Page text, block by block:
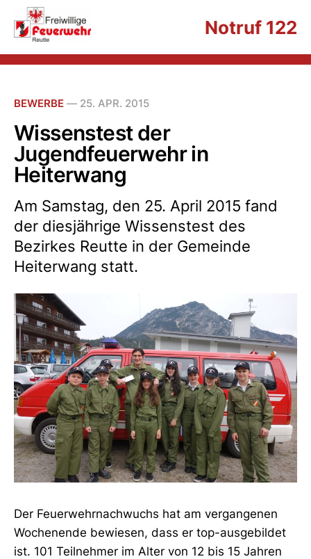
Notruf 122
BEWERBE — 25. APR. 2015
Wissenstest der
Jugendfeuerwehr in
Heiterwang
Am Samstag, den 25. April 2015 fand
der diesjährige Wissenstest des
Bezirkes Reutte in der Gemeinde
Heiterwang statt.
Der Feuerwehrnachwuchs hat am vergangenen
Wochenende bewiesen, dass er top-ausgebildet
ist. 101 Teilnehmer im Alter von 12 bis 15 Jahren